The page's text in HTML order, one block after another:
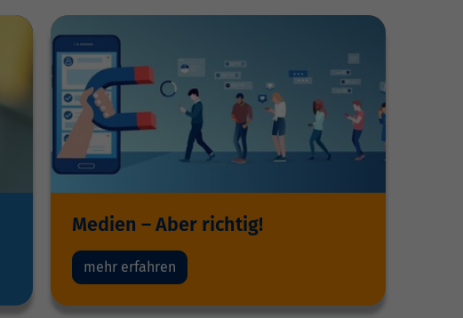
Medien – Aber richtig!
mehr erfahren